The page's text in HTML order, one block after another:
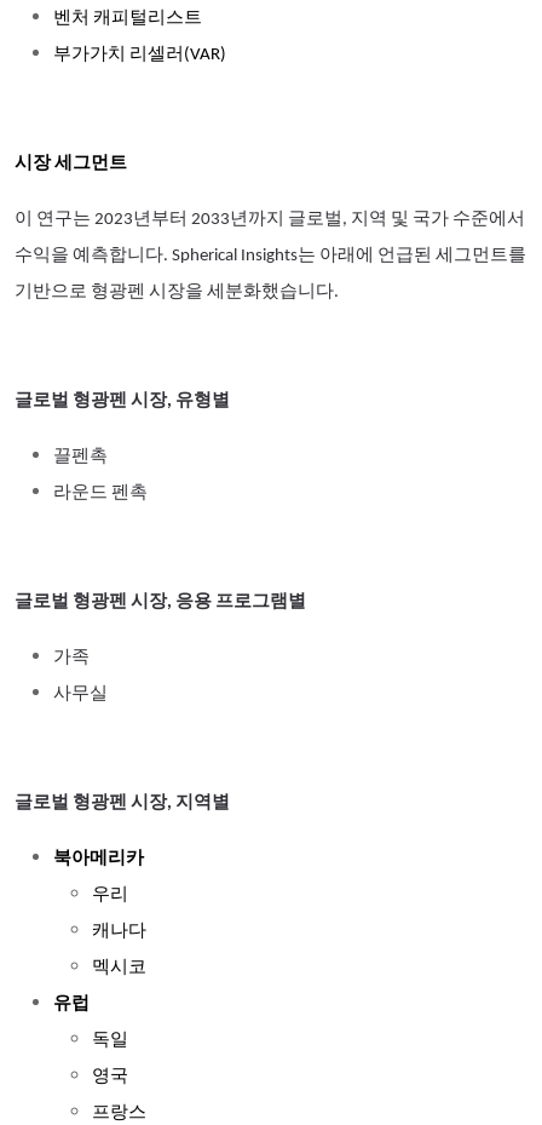
벤처 캐피털리스트
부가가치 리셀러(VAR)
시장 세그먼트
이 연구는 2023년부터 2033년까지 글로벌, 지역 및 국가 수준에서
수익을 예측합니다. Spherical Insights는 아래에 언급된 세그먼트를
기반으로 형광펜 시장을 세분화했습니다.
글로벌 형광펜 시장, 유형별
끌펜촉
라운드 펜촉
글로벌 형광펜 시장, 응용 프로그램별
가족
사무실
글로벌 형광펜 시장, 지역별
북아메리카
우리
캐나다
멕시코
유럽
독일
영국
프랑스